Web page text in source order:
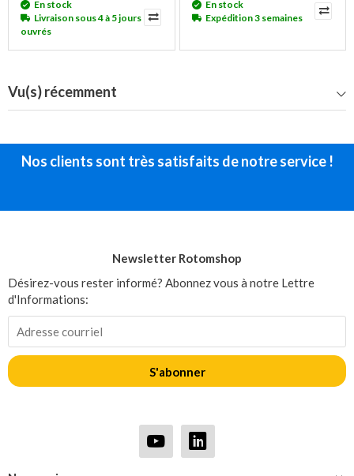
En stock
Livraison sous 4 à 5 jours
ouvrés
En stock
Expédition 3 semaines
Vu(s) récemment
Nos clients sont très satisfaits de notre service !
Newsletter Rotomshop
Désirez-vous rester informé? Abonnez vous à notre Lettre
d'Informations:
S'abonner